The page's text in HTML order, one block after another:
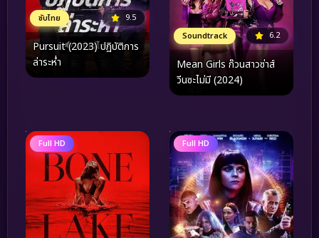
ซับไทย 9.5
Pursuit (2023) ปฏิบัติการ
ล่าระห่ำ
Soundtrack 6.2
Mean Girls ก๊วนสาวซ่าส์
วีนซะไม่มี (2024)
Full HD Full HD